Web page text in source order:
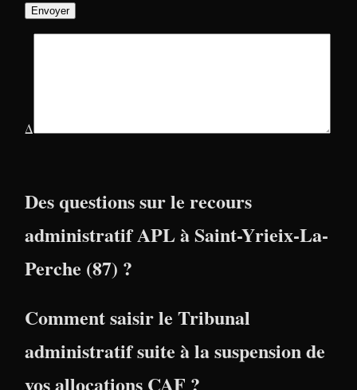
Δ
Des questions sur le recours
administratif APL à Saint-Yrieix-La-
Perche (87) ?
Comment saisir le Tribunal
administratif suite à la suspension de
vos allocations CAF ?